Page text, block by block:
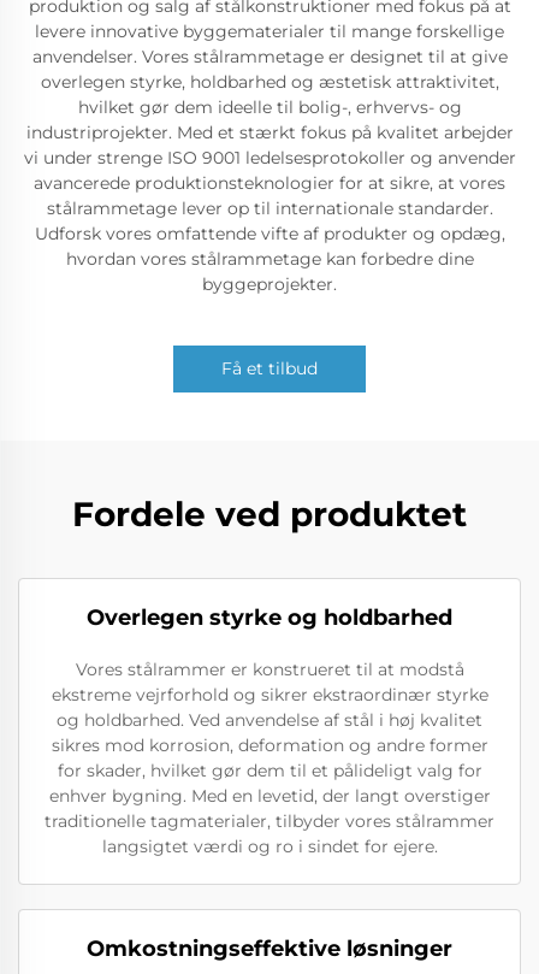
produktion og salg af stålkonstruktioner med fokus på at
levere innovative byggematerialer til mange forskellige
anvendelser. Vores stålrammetage er designet til at give
overlegen styrke, holdbarhed og æstetisk attraktivitet,
hvilket gør dem ideelle til bolig-, erhvervs- og
industriprojekter. Med et stærkt fokus på kvalitet arbejder
vi under strenge ISO 9001 ledelsesprotokoller og anvender
avancerede produktionsteknologier for at sikre, at vores
stålrammetage lever op til internationale standarder.
Udforsk vores omfattende vifte af produkter og opdæg,
hvordan vores stålrammetage kan forbedre dine
byggeprojekter.
Få et tilbud
Fordele ved produktet
Overlegen styrke og holdbarhed
Vores stålrammer er konstrueret til at modstå
ekstreme vejrforhold og sikrer ekstraordinær styrke
og holdbarhed. Ved anvendelse af stål i høj kvalitet
sikres mod korrosion, deformation og andre former
for skader, hvilket gør dem til et pålideligt valg for
enhver bygning. Med en levetid, der langt overstiger
traditionelle tagmaterialer, tilbyder vores stålrammer
langsigtet værdi og ro i sindet for ejere.
Omkostningseffektive løsninger